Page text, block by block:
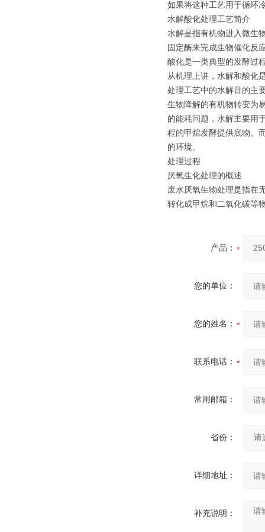
如果将这种工艺用于循环
水解酸化处理工艺简介
水解是指有机物进入微生
固定酶来完成生物催化反
酸化是一类典型的发酵过
从机理上讲，水解和酸化
处理工艺中的水解目的主
生物降解的有机物转变为
的能耗问题，水解主要用
程的甲烷发酵提供底物。
的环境。
处理过程
厌氧生化处理的概述
废水厌氧生物处理是指在
转化成甲烷和二氧化碳等
产品：
您的单位：
您的姓名：
联系电话：
常用邮箱：
省份：
详细地址：
补充说明：